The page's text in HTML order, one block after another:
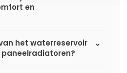
en
het waterreservoir